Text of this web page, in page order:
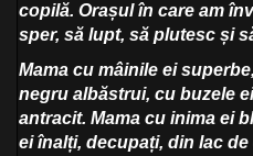
copilă. Orașul în care am
sper, să lupt, să plutesc și
Mama cu mâinile ei
negru albăstrui, cu buzele
antracit. Mama cu inima ei
ei înalți, decupați, din lac